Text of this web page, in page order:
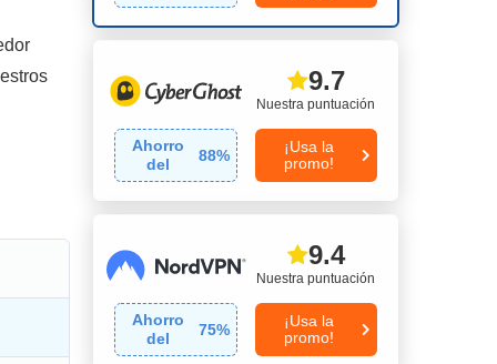
Nuestra puntuación
9.7
Ahorro
del
88%
¡Usa la
promo!
Nuestra puntuación
9.4
Ahorro
del
75%
¡Usa la
promo!